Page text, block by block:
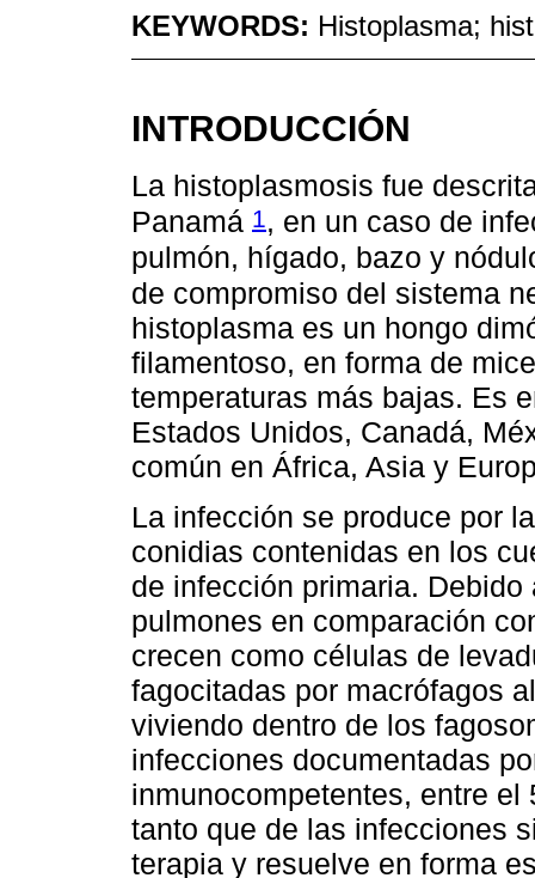
KEYWORDS: Histoplasma;
INTRODUCCIÓN
La histoplasmosis fue
Panamá 1 , en un caso de
pulmón, hígado, bazo y
de compromiso del sistema
histoplasma es un hongo
filamentoso, en forma de
temperaturas más bajas. Es
Estados Unidos, Canadá,
común en África, Asia y
La infección se produce por
conidias contenidas en los
de infección primaria.
pulmones en comparación
crecen como células de
fagocitadas por macrófagos
viviendo dentro de los
infecciones documentadas
inmunocompetentes, entre
tanto que de las infecciones
terapia y resuelve en forma